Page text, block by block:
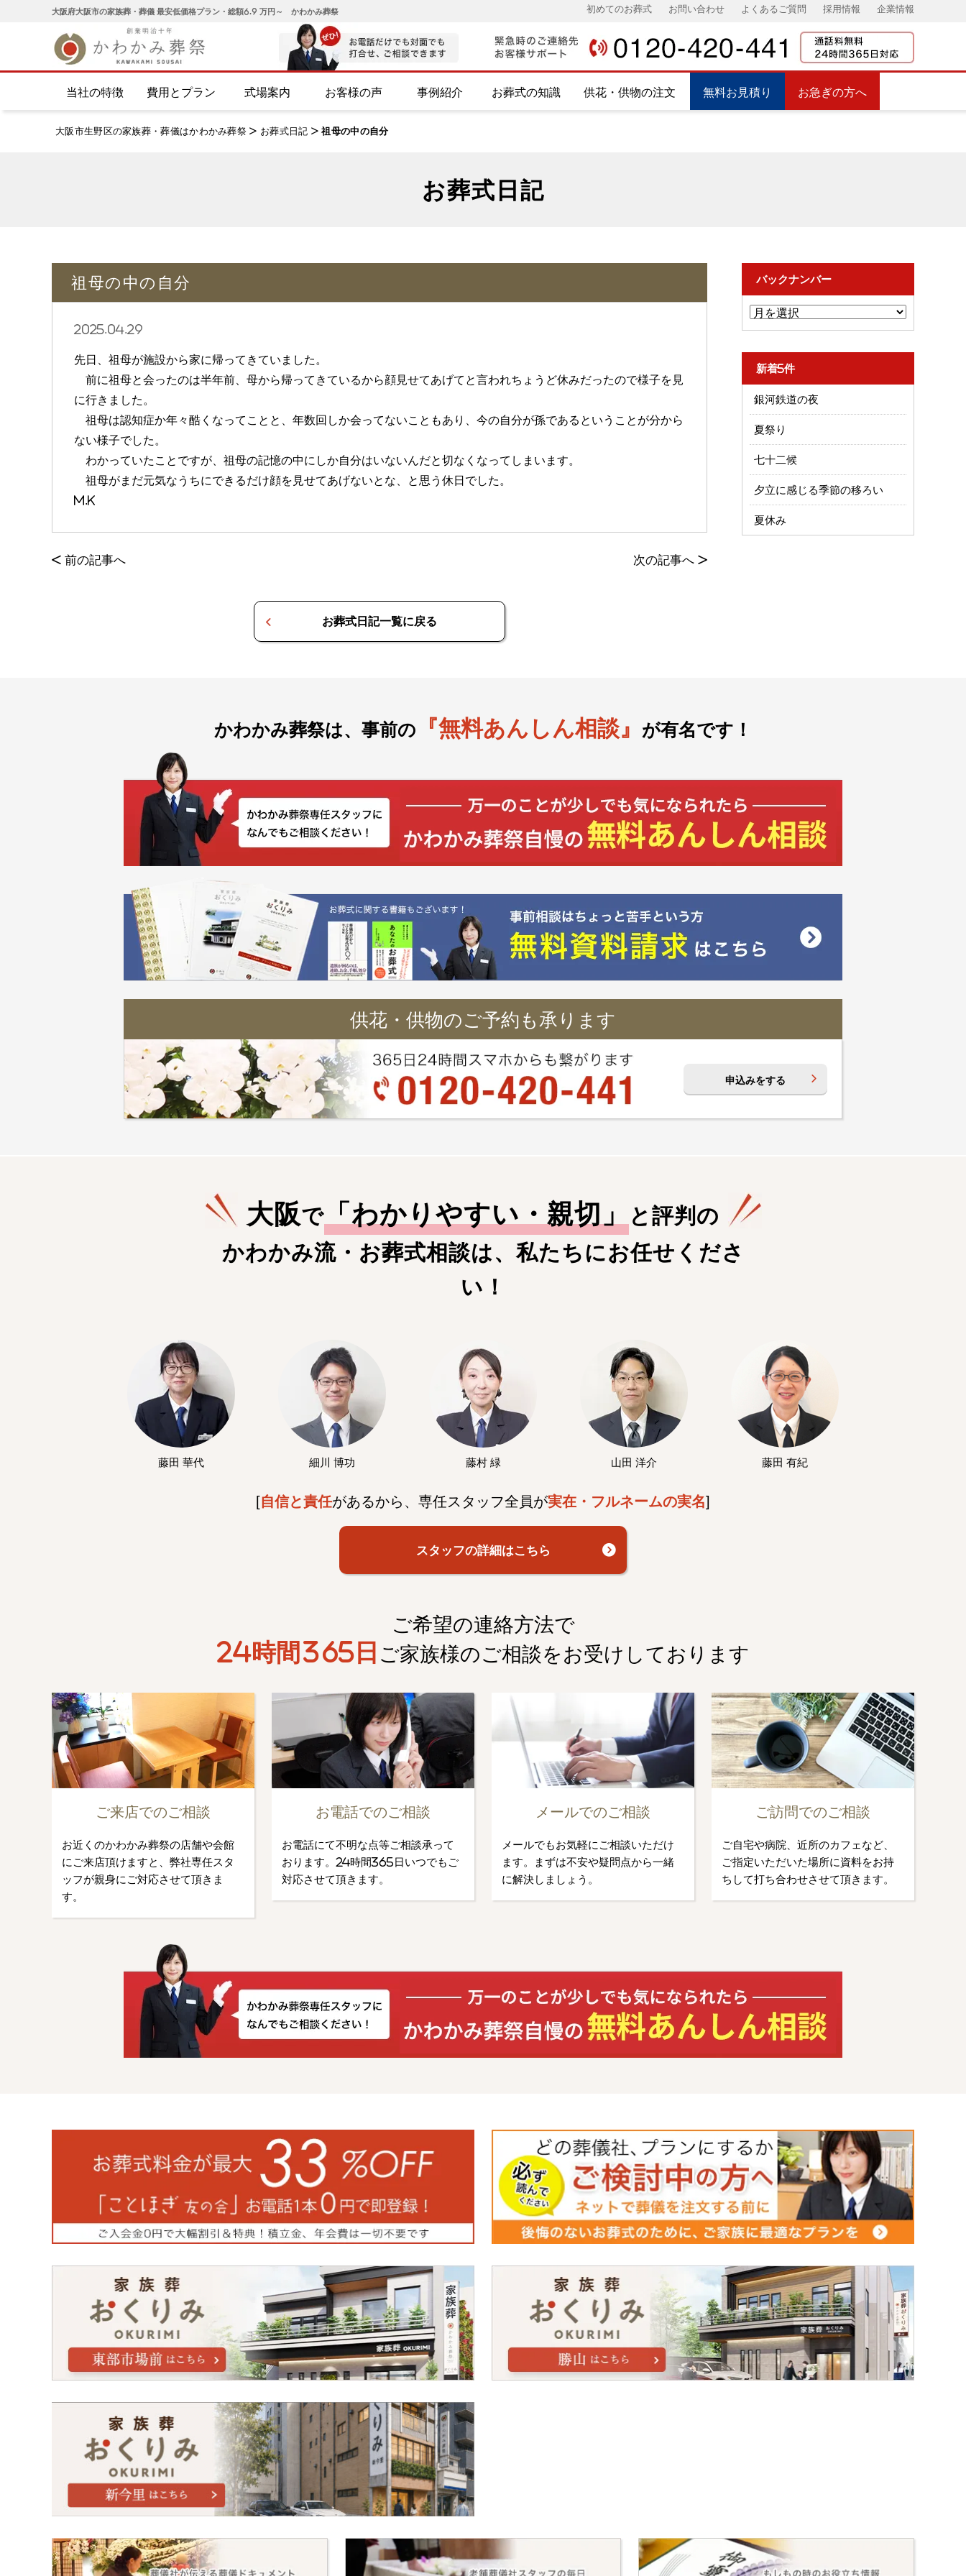
大阪府大阪市の家族葬・葬儀 最安低価格プラン・総額6.9 万円～ かわかみ葬祭 初めてのお葬式 お問い合わせ よくあるご質問 採用情報 企業情報
当社の特徴 費用とプラン 式場案内 お客様の声 事例紹介 お葬式の知識 供花・供物の注文 無料お見積り お急ぎの方へ
大阪市生野区の家族葬・葬儀はかわかみ葬祭 > お葬式日記 >祖母の中の自分
お葬式日記
祖母の中の自分
2025.04.29
先日、祖母が施設から家に帰ってきていました。
前に祖母と会ったのは半年前、母から帰ってきているから顔見せてあげてと言われちょうど休みだったので様子を見
に行きました。
祖母は認知症か年々酷くなってことと、年数回しか会ってないこともあり、今の自分が孫であるということが分から
ない様子でした。
わかっていたことですが、祖母の記憶の中にしか自分はいないんだと切なくなってしまいます。
祖母がまだ元気なうちにできるだけ顔を見せてあげないとな、と思う休日でした。
M.K
< 前の記事へ 次の記事へ >
お葬式日記一覧に戻る
バックナンバー
新着5件
銀河鉄道の夜
夏祭り
七十二候
夕立に感じる季節の移ろい
夏休み
かわかみ葬祭は、事前の 『無料あんしん相談』 が有名です！
供花・供物のご予約も承ります
申込みをする
大阪 で 「 わかりやすい・親切 」
と評判の
かわかみ流・お葬式相談は、私たちにお任せくださ
い！
藤田 華代 細川 博功 藤村 緑 山田 洋介 藤田 有紀
[自信と責任があるから、専任スタッフ全員が実在・フルネームの実名]
スタッフの詳細はこちら
ご希望の連絡方法で
24時間365日 ご家族様のご相談を お受けしております
ご来店でのご相談
お近くのかわかみ葬祭の店舗や会館
にご来店頂けますと、弊社専任スタ
ッフが親身にご対応させて頂きま
す。
お電話でのご相談
お電話にて不明な点等ご相談承って
おります。24時間365日いつでもご
対応させて頂きます。
メールでのご相談
メールでもお気軽にご相談いただけ
ます。まずは不安や疑問点から一緒
に解決しましょう。
ご訪問でのご相談
ご自宅や病院、近所のカフェなど、
ご指定いただいた場所に資料をお持
ちして打ち合わせさせて頂きます。